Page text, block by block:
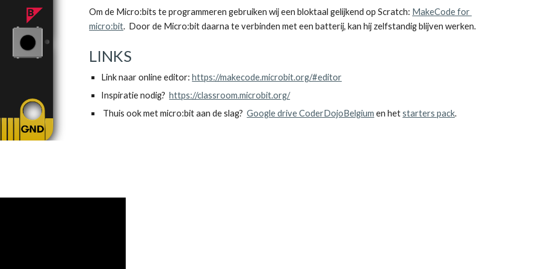
Om de Micro:bits te programmeren gebruiken wij een bloktaal gelijkend op Scratch: MakeCode for
micro:bit
LINKS
Link naar online editor: https://makecode.microbit.org/#editor
Inspiratie nodig? https://classroom.microbit.org/
Thuis ook met micro:bit aan de slag? Google drive CoderDojoBelgium en het starters pack.